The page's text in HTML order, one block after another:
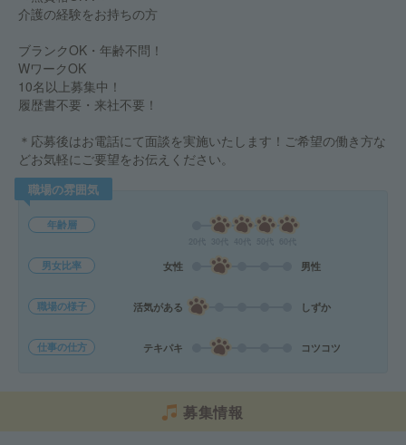
介護の経験をお持ちの方
ブランクOK・年齢不問！
WワークOK
10名以上募集中！
履歴書不要・来社不要！
＊応募後はお電話にて面談を実施いたします！ご希望の働き方な
どお気軽にご要望をお伝えください。
職場の雰囲気
年齢層
男女比率 女性 男性
職場の様子 活気がある しずか
仕事の仕方 テキパキ コツコツ
募集情報